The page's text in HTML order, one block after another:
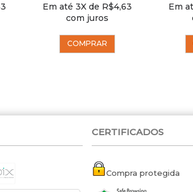
Em até 3X de R$4,63
com juros
COMPRAR
Em
CERTIFICADOS
Compra protegida